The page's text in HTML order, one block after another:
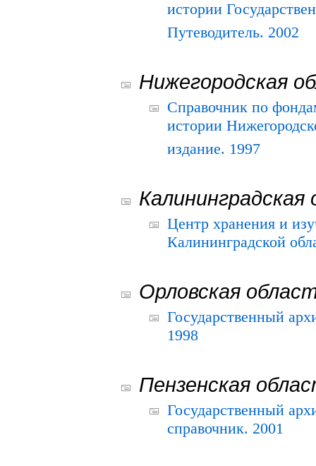
истории
Путеводитель. 2002
Нижегородская
Справочник по
истории
издание. 1997
Калининградская
Центр хранения и
Калининградской
Орловская
Государственный
1998
Пензенская
Государственный
справочник. 2001